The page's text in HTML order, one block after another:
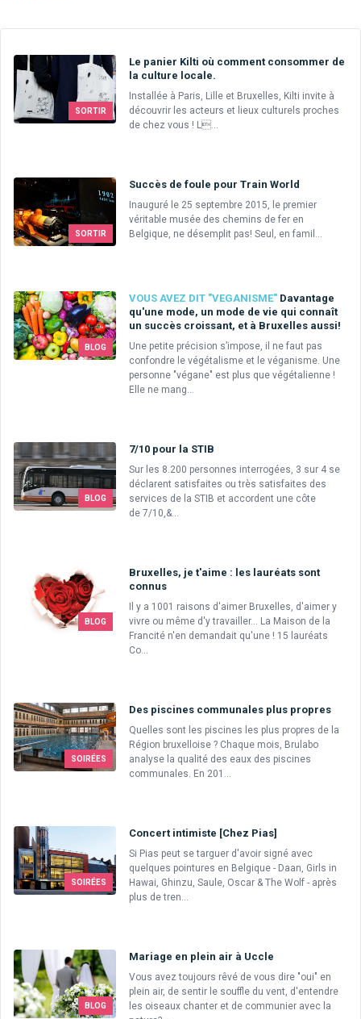
SORTIR
Le panier Kilti où comment consommer de
la culture locale.
Installée à Paris, Lille et Bruxelles, Kilti invite à
découvrir les acteurs et lieux culturels proches
de chez vous ! L...
SORTIR
Succès de foule pour Train World
Inauguré le 25 septembre 2015, le premier
véritable musée des chemins de fer en
Belgique, ne désemplit pas! Seul, en famil...
BLOG
VOUS AVEZ DIT "VEGANISME" Davantage
qu'une mode, un mode de vie qui connaît
un succès croissant, et à Bruxelles aussi!
Une petite précision s’impose, il ne faut pas
confondre le végétalisme et le véganisme. Une
personne "végane" est plus que végétalienne !
Elle ne mang...
BLOG
7/10 pour la STIB
Sur les 8.200 personnes interrogées, 3 sur 4 se
déclarent satisfaites ou très satisfaites des
services de la STIB et accordent une côte
de 7/10,&...
BLOG
Bruxelles, je t'aime : les lauréats sont
connus
Il y a 1001 raisons d'aimer Bruxelles, d'aimer y
vivre ou même d'y travailler... La Maison de la
Francité n'en demandait qu'une ! 15 lauréats
Co...
SOIRÉES
Des piscines communales plus propres
Quelles sont les piscines les plus propres de la
Région bruxelloise ? Chaque mois, Brulabo
analyse la qualité des eaux des piscines
communales. En 201...
SOIRÉES
Concert intimiste [Chez Pias]
Si Pias peut se targuer d'avoir signé avec
quelques pointures en Belgique - Daan, Girls in
Hawai, Ghinzu, Saule, Oscar & The Wolf - après
plus de tren...
BLOG
Mariage en plein air à Uccle
Vous avez toujours rêvé de vous dire "oui" en
plein air, de sentir le souffle du vent, d'entendre
les oiseaux chanter et de communier avec la